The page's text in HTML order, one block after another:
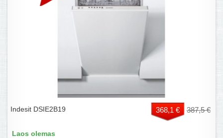
Indesit DSIE2B19 368,1 € 387,5 €
Laos olemas